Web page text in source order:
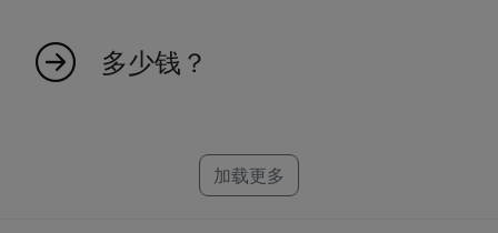
得独家市场洞察和指标的访问权限。
多少钱？
NinjaTrader、MT4、MT5 和 TradeStation 制作
指标。如果您找不到您的平台，别担心，我们可
加载更多